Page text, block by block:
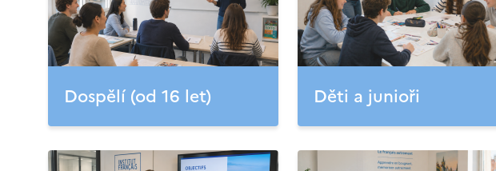
Dospělí (od 16 let) Děti a junioři